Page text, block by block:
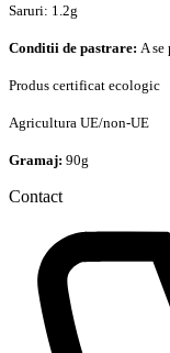
Saruri: 1.2g
Conditii de pastrare: A se
Produs certificat ecologic
Agricultura UE/non-UE
Gramaj: 90g
Contact